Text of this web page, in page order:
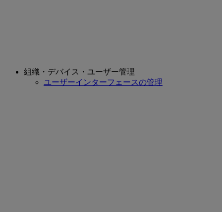
組織・デバイス・ユーザー管理
ユーザーインターフェースの管理